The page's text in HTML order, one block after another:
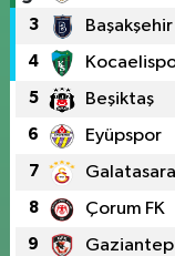
3 Başakşehir
4
5 Beşiktaş
6 Eyüpspor
7
8 Çorum FK
9 Gaziantep